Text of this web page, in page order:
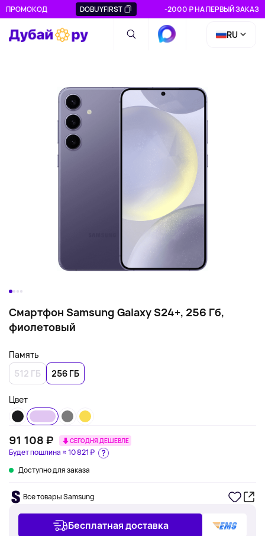
ПРОМОКОД DOBUYFIRST -2000 ₽ НА ПЕРВЫЙ ЗАКАЗ
RU
Смартфон Samsung Galaxy S24+, 256 Гб,
фиолетовый
Память
512 ГБ
256 ГБ
Цвет
Будет пошлина ≈10 821 ₽
91 108 ₽ СЕГОДНЯ ДЕШЕВЛЕ
Доступно для заказа
Все товары Samsung
Бесплатная доставка